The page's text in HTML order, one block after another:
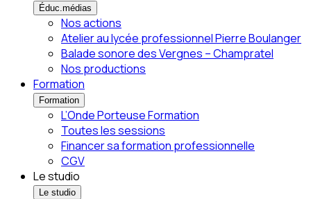
Éduc.médias
Nos actions
Atelier au lycée professionnel Pierre Boulanger
Balade sonore des Vergnes – Champratel
Nos productions
Formation
Formation
L’Onde Porteuse Formation
Toutes les sessions
Financer sa formation professionnelle
CGV
Le studio
Le studio